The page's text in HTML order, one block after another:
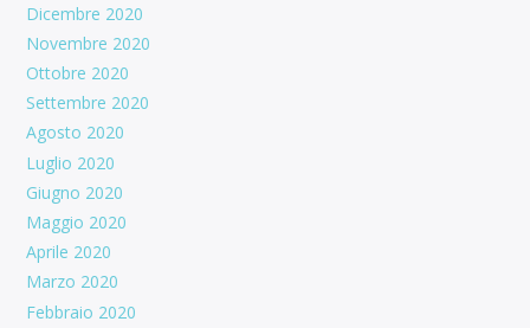
Dicembre 2020
Novembre 2020
Ottobre 2020
Settembre 2020
Agosto 2020
Luglio 2020
Giugno 2020
Maggio 2020
Aprile 2020
Marzo 2020
Febbraio 2020